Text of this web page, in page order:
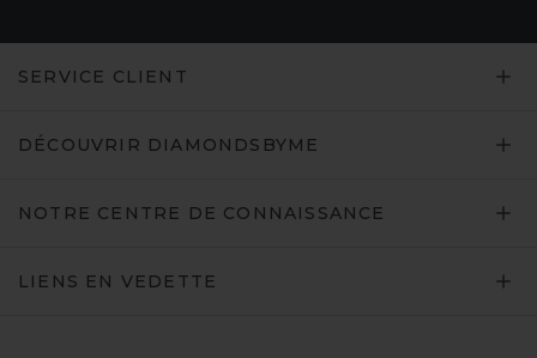
SERVICE CLIENT
DÉCOUVRIR DIAMONDSBYME
NOTRE CENTRE DE CONNAISSANCE
LIENS EN VEDETTE